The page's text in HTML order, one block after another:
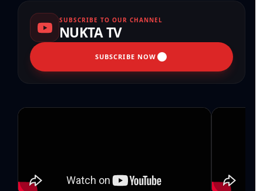
SUBSCRIBE TO OUR CHANNEL
NUKTA TV
SUBSCRIBE NOW